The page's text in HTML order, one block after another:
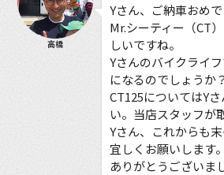
高橋
Yさん、ご納車おめ
Mr.シーティー（CT
しいですね。
Yさんのバイクライ
になるのでしょうか？
CT125についてはY
い。当店スタッフが
Yさん、これからも
宜しくお願いします。
ありがとうございま